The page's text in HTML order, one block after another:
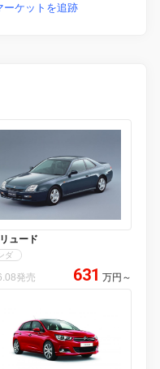
ケットを追跡
ュード
ダ
発売 631 万円 ～